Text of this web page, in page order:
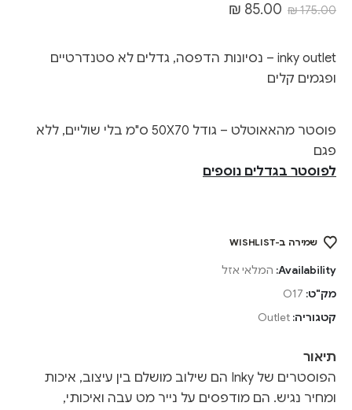
₪175.00
₪ 85.00
inky outlet – נסיונות הדפסה, גדלים לא סטנדרטיים
ופגמים קלים
פוסטר מהאאוטלט – גודל 50X70 ס"מ בלי שוליים, ללא
פגם
לפוסטר בגדלים נוספים
שמירה ב-WISHLIST
Availability: המלאי אזל
מק"ט: O17
קטגוריה: Outlet
תיאור
הפוסטרים של Inky הם שילוב מושלם בין עיצוב, איכות
ומחיר נגיש. הם מודפסים על נייר מט עבה ואיכותי,